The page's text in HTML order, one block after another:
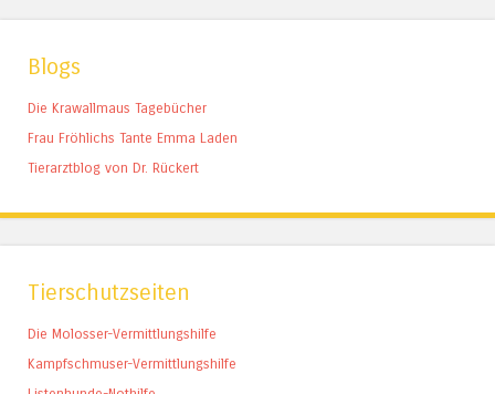
Blogs
Die Krawallmaus Tagebücher
Frau Fröhlichs Tante Emma Laden
Tierarztblog von Dr. Rückert
Tierschutzseiten
Die Molosser-Vermittlungshilfe
Kampfschmuser-Vermittlungshilfe